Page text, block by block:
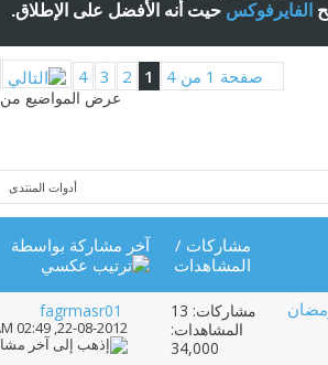
الفايرفوكس حيت أنه الأفضل على الإطلاق.
صفحة 1 من 4 1
2
3
4
عرض المواضيع من 1 إلى 20 من 76
أدوات المنتدى
مشاركات /
المشاهدات
آخر مشاركة بواسطة
مشاركات: 13
المشاهدات:
34,000
fagrmasr01
22-08-2012,
02:49 AM